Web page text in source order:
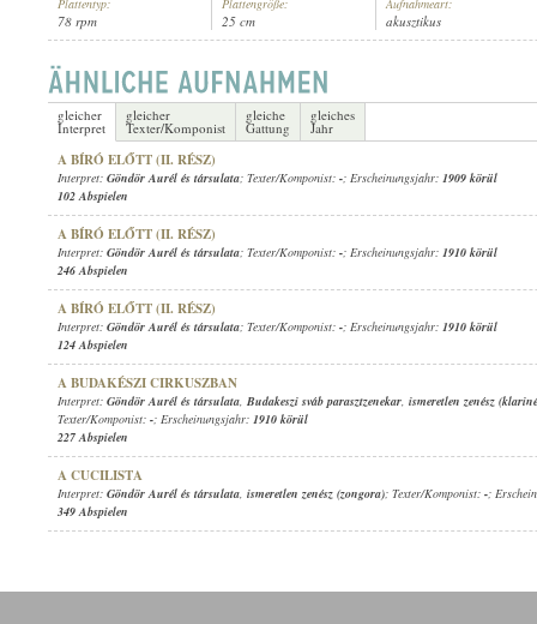
Plattentyp:
78 rpm
Plattengröße:
25 cm
Aufnahmeart:
akusztikus
gleicher
Interpret
gleicher
Texter/Komponist
gleiche
Gattung
gleiches
Jahr
A BÍRÓ ELŐTT (II. RÉSZ)
Interpret: Göndör Aurél és társulata; Texter/Komponist: -; Erscheinungsjahr: 1909 körül
102 Abspielen
A BÍRÓ ELŐTT (II. RÉSZ)
Interpret: Göndör Aurél és társulata; Texter/Komponist: -; Erscheinungsjahr: 1910 körül
246 Abspielen
A BÍRÓ ELŐTT (II. RÉSZ)
Interpret: Göndör Aurél és társulata; Texter/Komponist: -; Erscheinungsjahr: 1910 körül
124 Abspielen
A BUDAKÉSZI CIRKUSZBAN
Interpret: Göndör Aurél és társulata, Budakeszi sváb parasztzenekar, ismeretlen zenész
Texter/Komponist: -; Erscheinungsjahr: 1910 körül
227 Abspielen
A CUCILISTA
Interpret: Göndör Aurél és társulata, ismeretlen zenész (zongora); Texter/Komponist: -;
349 Abspielen